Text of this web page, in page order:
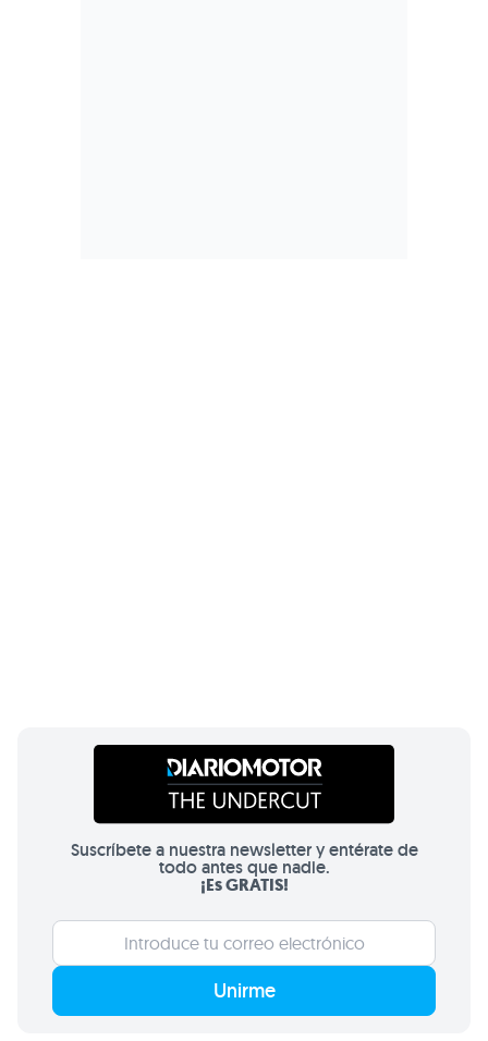
Suscríbete a nuestra newsletter y entérate de
todo antes que nadie.
¡Es GRATIS!
Unirme